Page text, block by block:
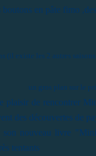
boutons en pâte fimo
(il existe les 2 autres
un gros plan sur le
plaisir de rencontrer
des découvertes de
son nouveau livre
tentants